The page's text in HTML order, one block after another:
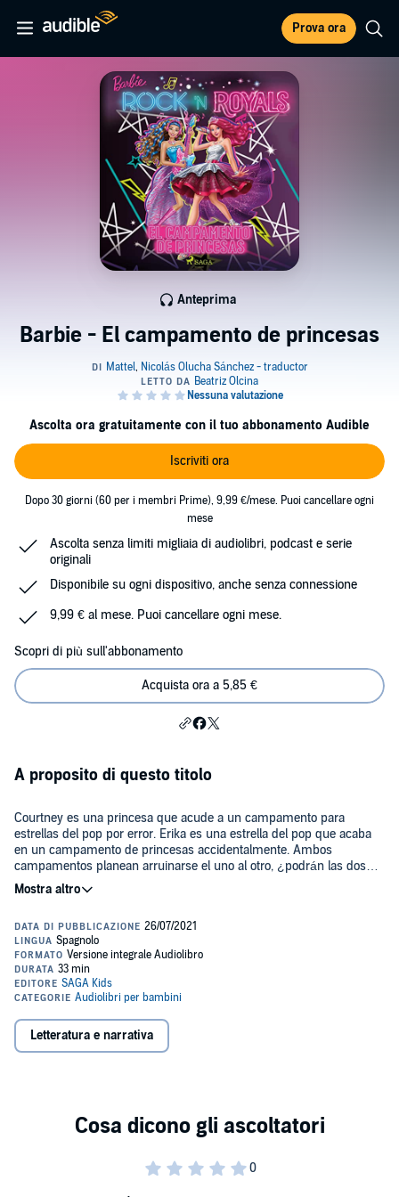
Prova ora
Barbie - El campamento de princesas
Anteprima
Ascolta ora gratuitamente con il tuo abbonamento Audible
Iscriviti ora
Dopo 30 giorni (60 per i membri Prime), 9,99 €/mese. Puoi cancellare ogni
mese
Ascolta senza limiti migliaia di audiolibri, podcast e serie
originali
Disponibile su ogni dispositivo, anche senza connessione
9,99 € al mese. Puoi cancellare ogni mese.
Scopri di più sull'abbonamento
Acquista ora a 5,85 €
A proposito di questo titolo
Courtney es una princesa que acude a un campamento para
estrellas del pop por error. Erika es una estrella del pop que acaba
en un campamento de princesas accidentalmente. Ambos
campamentos planean arruinarse el uno al otro, ¿podrán las dos
muchachas trabajar codo con codo para salvar la situación? ¡Una
aventura llena de magia y música!
misterios con puertas secretas, monstruos marinos y mensajes
embotellados; atrapa a villanos actuando como una espía, canta en
la banda de rock de Barbie, celebra el cumpleaños de Chelsea en
Dreamtopia y viaja a islas tropicales y a planetas en galaxias lejanas.
¡Vamos allá!
La muñeca de Mattel es un ícono de la moda, una aventurera y la
hogares de todo el mundo y ha protagonizado innumerables
programas de televisión, películas y libros.
Ángeles y en sus viajes por el mundo en la caravana de Barbie. La
hermana pequeña de Barbie, Chelsea, es la protagonista de Barbie
todas las hermanas conocen a sirenas y hadas en un reino mágico.
En los últimos años, Barbie ha arrasado en YouTube con sus
Letteratura e narrativa